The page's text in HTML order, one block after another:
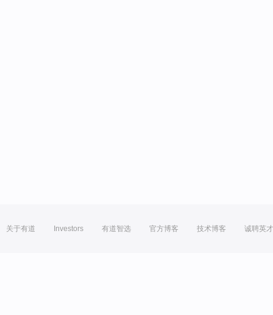
关于有道 Investors 有道智选 官方博客 技术博客 诚聘英才